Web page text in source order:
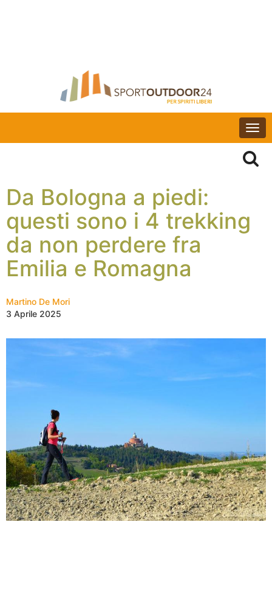
Da Bologna a piedi:
questi sono i 4 trekking
da non perdere fra
Emilia e Romagna
Martino De Mori
3 Aprile 2025